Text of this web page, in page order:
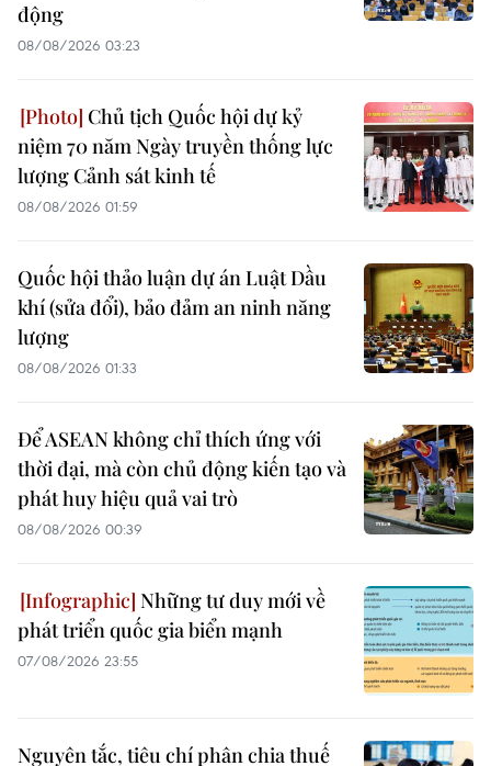
động
08/08/2026 03:23
Chủ tịch Quốc hội dự kỷ
niệm 70 năm Ngày truyền thống lực
lượng Cảnh sát kinh tế
08/08/2026 01:59
Quốc hội thảo luận dự án Luật Dầu
khí (sửa đổi), bảo đảm an ninh năng
lượng
08/08/2026 01:33
Để ASEAN không chỉ thích ứng với
thời đại, mà còn chủ động kiến tạo và
phát huy hiệu quả vai trò
08/08/2026 00:39
Những tư duy mới về
phát triển quốc gia biển mạnh
07/08/2026 23:55
Nguyên tắc, tiêu chí phân chia thuế